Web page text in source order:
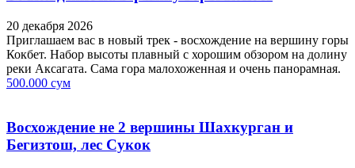
20 декабря 2026
Приглашаем вас в новый трек - восхождение на вершину горы
Кокбет. Набор высоты плавный с хорошим обзором на долину
реки Аксагата. Сама гора малохоженная и очень панорамная.
500.000 сум
Восхождение не 2 вершины Шахкурган и
Бегизтош, лес Сукок